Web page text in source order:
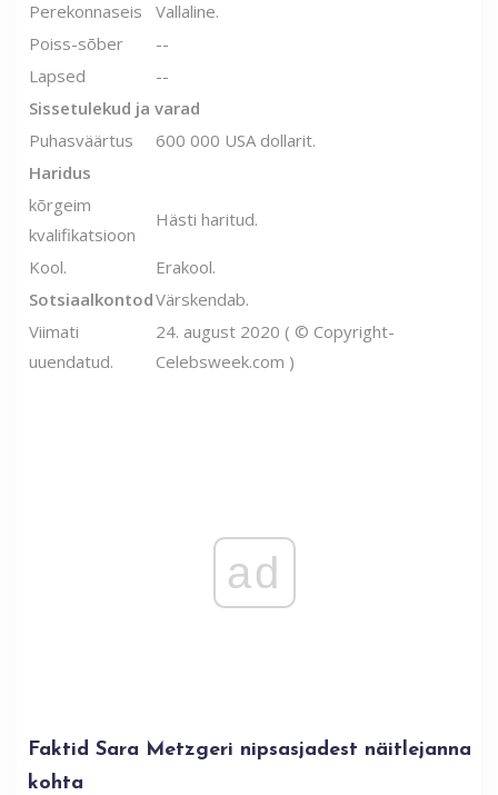
Perekonnaseis
Vallaline.
Poiss-sõber
--
Lapsed
--
Sissetulekud ja varad
Puhasväärtus
600 000 USA dollarit.
Haridus
kõrgeim
kvalifikatsioon
Hästi haritud.
Kool.
Erakool.
SotsiaalkontodVärskendab.
Viimati
uuendatud.
24. august 2020 ( © Copyright-
Celebsweek.com )
ad
Faktid Sara Metzgeri nipsasjadest näitlejanna
kohta